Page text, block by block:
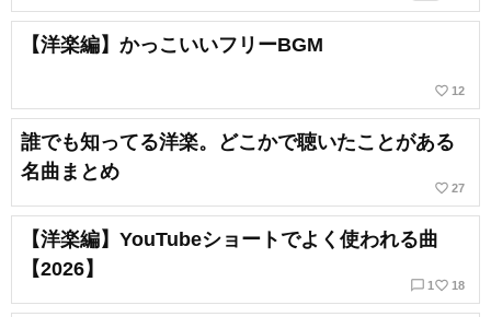
【洋楽編】かっこいいフリーBGM
favorite_border 12
誰でも知ってる洋楽。どこかで聴いたことがある
名曲まとめ
favorite_border 27
【洋楽編】YouTubeショートでよく使われる曲
【2026】
chat_bubble_outline 1 favorite_border 18